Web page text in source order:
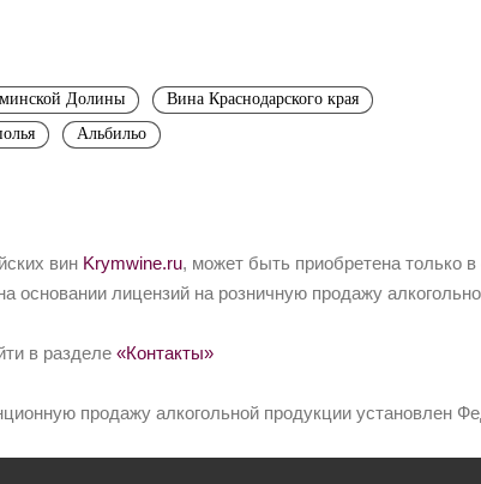
Долины
Вина Краснодарского края
Альбильо
вин Krymwine.ru, может быть приобретена только
лицензий на розничную продажу
в разделе «Контакты»
продажу алкогольной продукции установлен